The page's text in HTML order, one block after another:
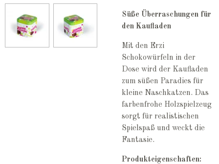
Süße Überraschungen für
den Kaufladen
Mit den Erzi
Schokowürfeln in der
Dose wird der Kaufladen
zum süßen Paradies für
kleine Naschkatzen. Das
farbenfrohe Holzspielzeug
sorgt für realistischen
Spielspaß und weckt die
Fantasie.
Produkteigenschaften: